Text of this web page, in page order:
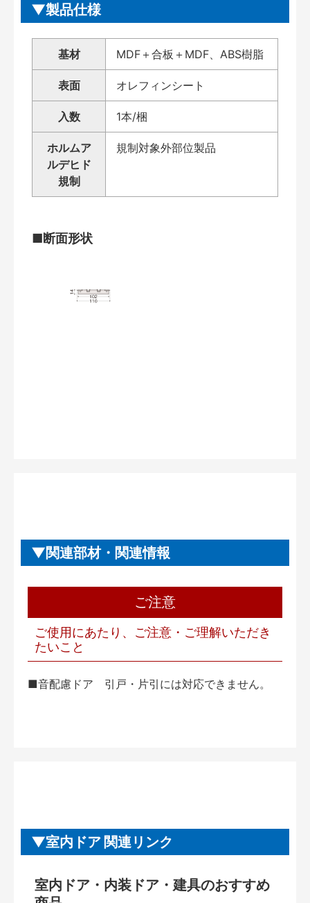
製品仕様
基材 MDF＋合板＋MDF、ABS樹脂
表面 オレフィンシート
入数 1本/梱
ホルムア
ルデヒド
規制
規制対象外部位製品
■断面形状
関連部材・関連情報
ご注意
ご使用にあたり、ご注意・ご理解いただき
たいこと
■音配慮ドア 引戸・片引には対応できません。
室内ドア 関連リンク
室内ドア・内装ドア・建具のおすすめ